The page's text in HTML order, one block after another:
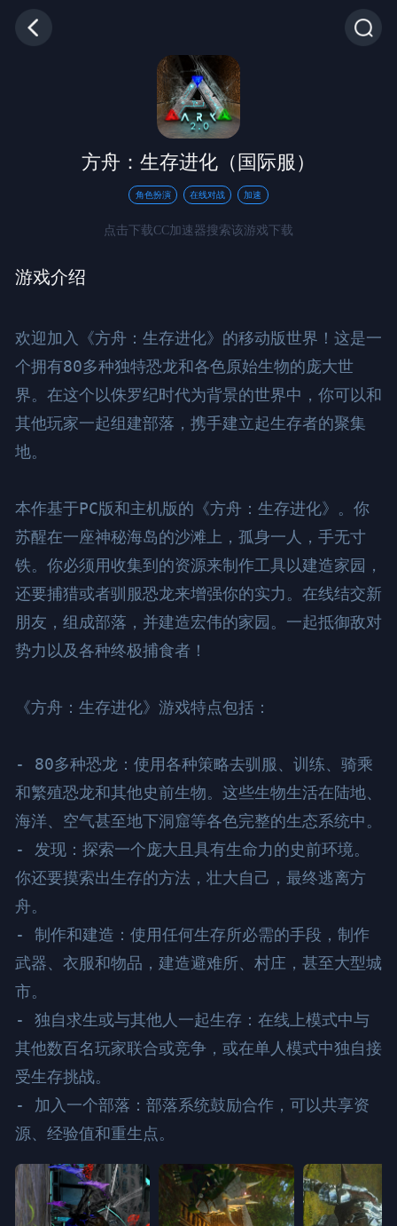
方舟：生存进化（国际服）
角色扮演 在线对战 加速
点击下载CC加速器搜索该游戏下载
游戏介绍
欢迎加入《方舟：生存进化》的移动版世界！这是一
个拥有80多种独特恐龙和各色原始生物的庞大世
界。在这个以侏罗纪时代为背景的世界中，你可以和
其他玩家一起组建部落，携手建立起生存者的聚集
地。
本作基于PC版和主机版的《方舟：生存进化》。你
苏醒在一座神秘海岛的沙滩上，孤身一人，手无寸
铁。你必须用收集到的资源来制作工具以建造家园，
还要捕猎或者驯服恐龙来增强你的实力。在线结交新
朋友，组成部落，并建造宏伟的家园。一起抵御敌对
势力以及各种终极捕食者！
《方舟：生存进化》游戏特点包括：
- 80多种恐龙：使用各种策略去驯服、训练、骑乘
和繁殖恐龙和其他史前生物。这些生物生活在陆地、
海洋、空气甚至地下洞窟等各色完整的生态系统中。
- 发现：探索一个庞大且具有生命力的史前环境。
你还要摸索出生存的方法，壮大自己，最终逃离方
舟。
- 制作和建造：使用任何生存所必需的手段，制作
武器、衣服和物品，建造避难所、村庄，甚至大型城
市。
- 独自求生或与其他人一起生存：在线上模式中与
其他数百名玩家联合或竞争，或在单人模式中独自接
受生存挑战。
- 加入一个部落：部落系统鼓励合作，可以共享资
源、经验值和重生点。